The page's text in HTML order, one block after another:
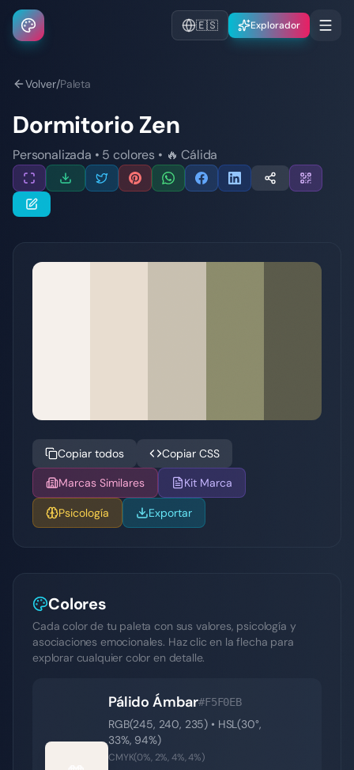
🇪🇸 Explorador
Volver/Paleta
Dormitorio Zen
Personalizada • 5 colores • 🔥 Cálida
Copiar todos Copiar CSS
Marcas Similares Kit Marca
Psicología Exportar
Colores
Cada color de tu paleta con sus valores, psicología y
asociaciones emocionales. Haz clic en la flecha para
explorar cualquier color en detalle.
Pálido Ámbar#F5F0EB
RGB(245, 240, 235) • HSL(30°,
33%, 94%)
CMYK(0%, 2%,4%,4%)